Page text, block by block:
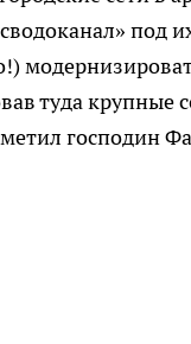
под
туда крупные
господин